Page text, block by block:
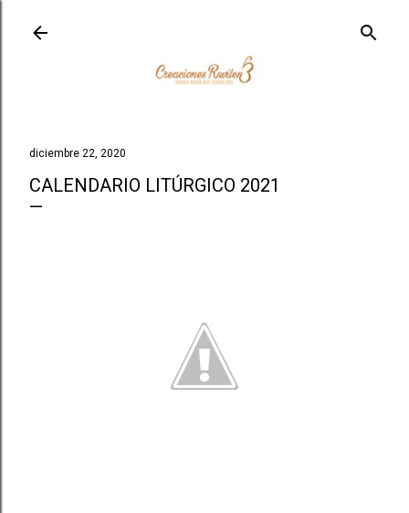
diciembre 22, 2020
CALENDARIO LITÚRGICO 2021